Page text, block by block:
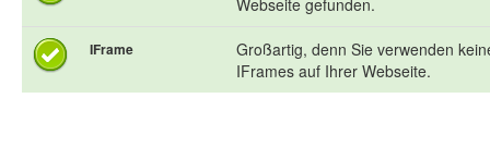
Webseite gefunden.
IFrame
Großartig, denn Sie verwenden
IFrames auf Ihrer Webseite.